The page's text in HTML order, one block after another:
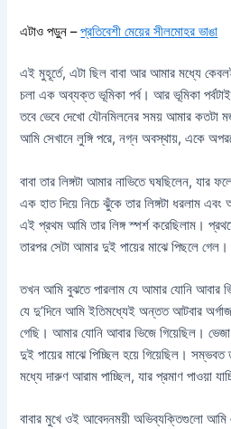
এটাও পড়ুন – প্রতিবেশী মেয়ের সীলমোহর ভাঙা
এই মুহূর্তে, এটা ছিল বাবা আর আমার মধ্যে
চলা এক অব্যক্ত ভূমিকা পর্ব। আর ভূমিকা
তবে ভেবে দেখো যৌনমিলনের সময় আমার কতটা
আমি সেখানে লুঙ্গি পরে, নগ্ন অবস্থায়, একে
বাবা তার লিঙ্গটা আমার নাভিতে ঘষছিলেন,
এক হাত দিয়ে নিচে ঝুঁকে তার লিঙ্গটা ধরলাম
এই প্রথম আমি তার লিঙ্গ স্পর্শ করেছিলাম।
তারপর সেটা আমার দুই পায়ের মাঝে পিছলে গেল।
তখন আমি বুঝতে পারলাম যে আমার যোনি আবার
যে দু’দিনে আমি ইতিমধ্যেই অন্তত আটবার
গেছি। আমার যোনি আবার ভিজে গিয়েছিল। ভেজা
দুই পায়ের মাঝে পিচ্ছিল হয়ে গিয়েছিল।
মধ্যে দারুণ আরাম পাচ্ছিল, যার প্রমাণ পাওয়া
বাবার মুখে ওই আবেদনময়ী অভিব্যক্তিগুলো